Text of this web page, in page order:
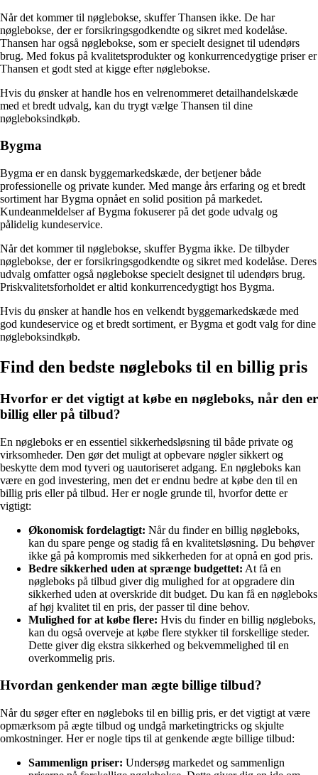
Når det kommer til nøglebokse, skuffer Thansen ikke. De har
nøglebokse, der er forsikringsgodkendte og sikret med kodelåse.
Thansen har også nøglebokse, som er specielt designet til udendørs
brug. Med fokus på kvalitetsprodukter og konkurrencedygtige priser er
Thansen et godt sted at kigge efter nøglebokse.
Hvis du ønsker at handle hos en velrenommeret detailhandelskæde
med et bredt udvalg, kan du trygt vælge Thansen til dine
nøgleboksindkøb.
Bygma
Bygma er en dansk byggemarkedskæde, der betjener både
professionelle og private kunder. Med mange års erfaring og et bredt
sortiment har Bygma opnået en solid position på markedet.
Kundeanmeldelser af Bygma fokuserer på det gode udvalg og
pålidelig kundeservice.
Når det kommer til nøglebokse, skuffer Bygma ikke. De tilbyder
nøglebokse, der er forsikringsgodkendte og sikret med kodelåse. Deres
udvalg omfatter også nøglebokse specielt designet til udendørs brug.
Priskvalitetsforholdet er altid konkurrencedygtigt hos Bygma.
Hvis du ønsker at handle hos en velkendt byggemarkedskæde med
god kundeservice og et bredt sortiment, er Bygma et godt valg for dine
nøgleboksindkøb.
Find den bedste nøgleboks til en billig pris
Hvorfor er det vigtigt at købe en nøgleboks, når den er
billig eller på tilbud?
En nøgleboks er en essentiel sikkerhedsløsning til både private og
virksomheder. Den gør det muligt at opbevare nøgler sikkert og
beskytte dem mod tyveri og uautoriseret adgang. En nøgleboks kan
være en god investering, men det er endnu bedre at købe den til en
billig pris eller på tilbud. Her er nogle grunde til, hvorfor dette er
vigtigt:
Økonomisk fordelagtigt: Når du finder en billig nøgleboks,
kan du spare penge og stadig få en kvalitetsløsning. Du behøver
ikke gå på kompromis med sikkerheden for at opnå en god pris.
Bedre sikkerhed uden at sprænge budgettet: At få en
nøgleboks på tilbud giver dig mulighed for at opgradere din
sikkerhed uden at overskride dit budget. Du kan få en nøgleboks
af høj kvalitet til en pris, der passer til dine behov.
Mulighed for at købe flere: Hvis du finder en billig nøgleboks,
kan du også overveje at købe flere stykker til forskellige steder.
Dette giver dig ekstra sikkerhed og bekvemmelighed til en
overkommelig pris.
Hvordan genkender man ægte billige tilbud?
Når du søger efter en nøgleboks til en billig pris, er det vigtigt at være
opmærksom på ægte tilbud og undgå marketingtricks og skjulte
omkostninger. Her er nogle tips til at genkende ægte billige tilbud:
Sammenlign priser: Undersøg markedet og sammenlign